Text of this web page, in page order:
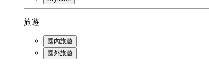
旅遊
國內旅遊
國外旅遊